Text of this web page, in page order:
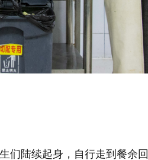
们陆续起身，自行走到餐余